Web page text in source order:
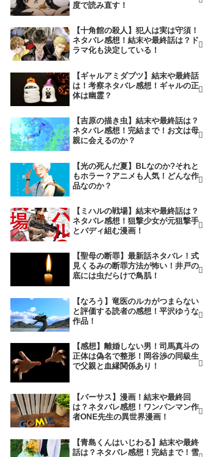
度で読み直す！
【十角館の殺人】犯人は実は守須！
ネタバレ感想！結末や最終話は？ド
ラマ化も決定している！
【ギャルアミダブツ】結末や最終話
は！考察ネタバレ感想！ギャルの正
体は幽霊？
【吉原の描き虫】結末や最終話は？
ネタバレ感想！完結まで！お文は母
親に会えるのか？
【光の死んだ夏】BLなのか?それと
もホラー？アニメも人気！どんな作
品なのか？
【ミハルの戦場】結末や最終話は？
ネタバレ感想！狙撃少女が元狙撃手
とバディ組む漫画！
【聖母の断罪】最新話ネタバレ！式
見くるみの断罪方法が怖い！井戸の
底には虫だらけで鳥肌！
【なろう】竜医のルカがつまらない
と評価する読者の感想！平沢ゆうな
作品！
【感想】離婚しない男！司馬真斗の
正体は偽名で整形！岡谷渉の同級生
で父親と血縁関係あり！
【バーサス】漫画！結末や最終回
は？ネタバレ感想！ワンパンマン作
者ONE先生の異世界漫画！
【青島くんはいじわる】結末や最終
話は？ネタバレ感想！完結まで！雪